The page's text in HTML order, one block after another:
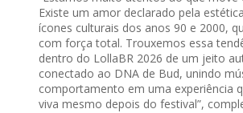
Existe um amor declarado pela
ícones culturais dos anos 90 e 2000,
com força total. Trouxemos essa
dentro do LollaBR 2026 de um jeito
conectado ao DNA de Bud, unindo
comportamento em uma experiência
viva mesmo depois do festival”,